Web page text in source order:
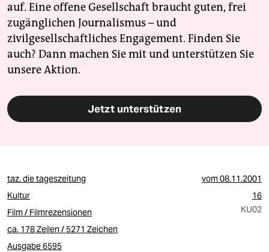
auf. Eine offene Gesellschaft braucht guten, frei
zugänglichen Journalismus – und
zivilgesellschaftliches Engagement. Finden Sie
auch? Dann machen Sie mit und unterstützen Sie
unsere Aktion.
Jetzt unterstützen
taz. die tageszeitung vom08.11.2001
Kultur
16
Film / Filmrezensionen
KU02
ca. 178 Zeilen / 5271 Zeichen
Ausgabe 6595